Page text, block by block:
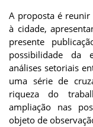
A proposta é
à cidade,
presente
possibilidade da
análises setoriais
uma série de
riqueza do
ampliação nas
objeto de